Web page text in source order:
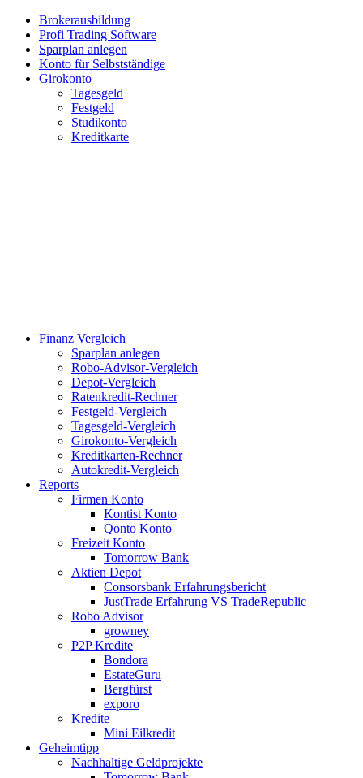
Brokerausbildung
Profi Trading Software
Sparplan anlegen
Konto für Selbstständige
Girokonto
Tagesgeld
Festgeld
Studikonto
Kreditkarte
Finanz Vergleich
Sparplan anlegen
Robo-Advisor-Vergleich
Depot-Vergleich
Ratenkredit-Rechner
Festgeld-Vergleich
Tagesgeld-Vergleich
Girokonto-Vergleich
Kreditkarten-Rechner
Autokredit-Vergleich
Reports
Firmen Konto
Kontist Konto
Qonto Konto
Freizeit Konto
Tomorrow Bank
Aktien Depot
Consorsbank Erfahrungsbericht
JustTrade Erfahrung VS TradeRepublic
Robo Advisor
growney
P2P Kredite
Bondora
EstateGuru
Bergfürst
exporo
Kredite
Mini Eilkredit
Geheimtipp
Nachhaltige Geldprojekte